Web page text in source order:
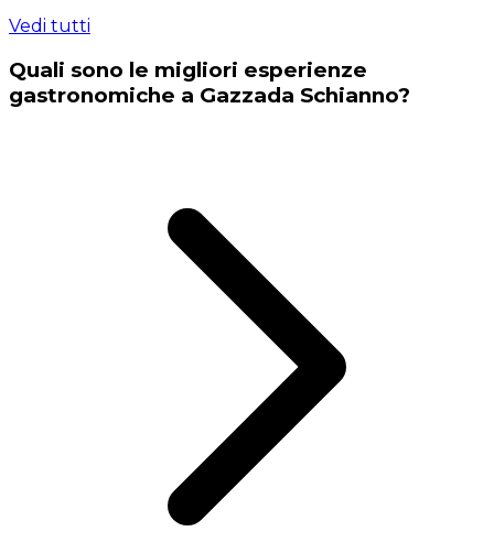
Vedi tutti
Quali sono le migliori esperienze
gastronomiche a Gazzada Schianno?